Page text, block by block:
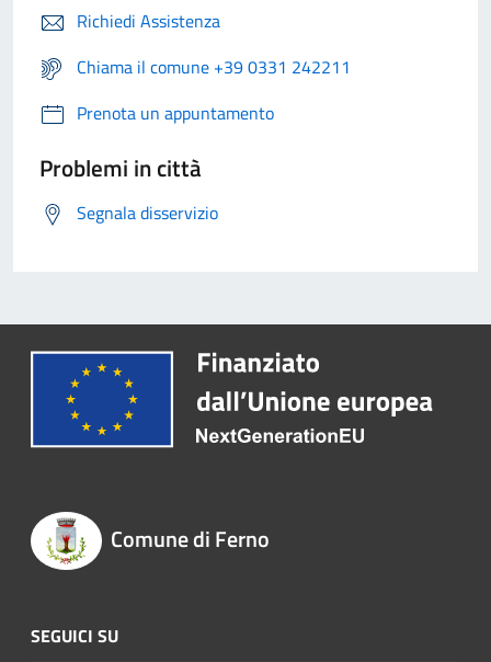
Richiedi Assistenza
Chiama il comune +39 0331 242211
Prenota un appuntamento
Problemi in città
Segnala disservizio
Comune di Ferno
SEGUICI SU